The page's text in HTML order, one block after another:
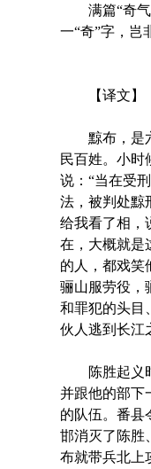
满篇“奇气”
一“奇”字，岂
【译文】
黥布，是六
民百姓。小时
说：“当在受
法，被判处黥
给我看了相，
在，大概就是
的人，都戏笑
骊山服劳役，
和罪犯的头目
伙人逃到长江
陈胜起义时
并跟他的部下
的队伍。番县
邯消灭了陈胜
布就带兵北上